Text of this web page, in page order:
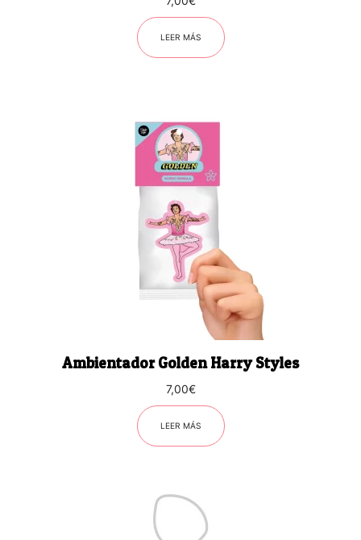
LEER MÁS
Ambientador Golden Harry Styles
7,00€
LEER MÁS